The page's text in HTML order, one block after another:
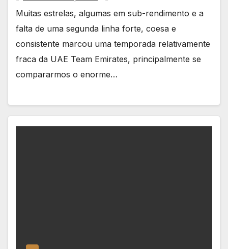
Muitas estrelas, algumas em sub-rendimento e a
falta de uma segunda linha forte, coesa e
consistente marcou uma temporada relativamente
fraca da UAE Team Emirates, principalmente se
compararmos o enorme…